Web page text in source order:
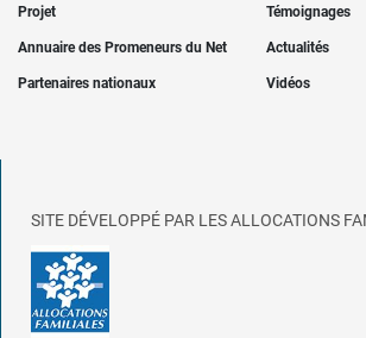
Projet Témoignages
Annuaire des Promeneurs du Net Actualités
Partenaires nationaux Vidéos
SITE DÉVELOPPÉ PAR LES ALLOCATIONS